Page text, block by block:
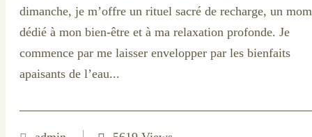
dimanche, je m’offre un rituel sacré de recharge, un
dédié à mon bien-être et à ma relaxation profonde. Je
commence par me laisser envelopper par les bienfaits
apaisants de l’eau...